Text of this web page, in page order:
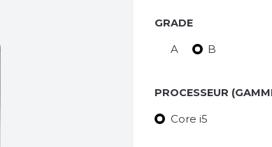
GRADE
A B
PROCESSEUR
Core i5